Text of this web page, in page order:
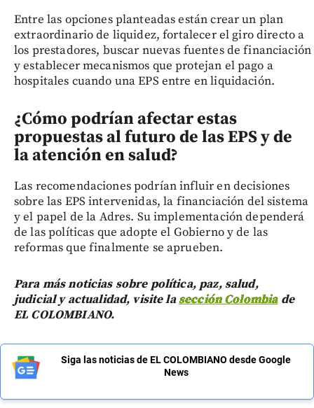
Entre las opciones planteadas están crear un plan
extraordinario de liquidez, fortalecer el giro directo a
los prestadores, buscar nuevas fuentes de financiación
y establecer mecanismos que protejan el pago a
hospitales cuando una EPS entre en liquidación.
¿Cómo podrían afectar estas
propuestas al futuro de las EPS y de
la atención en salud?
Las recomendaciones podrían influir en decisiones
sobre las EPS intervenidas, la financiación del sistema
y el papel de la Adres. Su implementación dependerá
de las políticas que adopte el Gobierno y de las
reformas que finalmente se aprueben.
Para más noticias sobre política, paz, salud,
judicial y actualidad, visite lasección Colombiade
EL COLOMBIANO.
Siga las noticias de EL COLOMBIANO desde Google
News